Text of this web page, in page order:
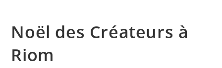
Noël des Créateurs à
Riom